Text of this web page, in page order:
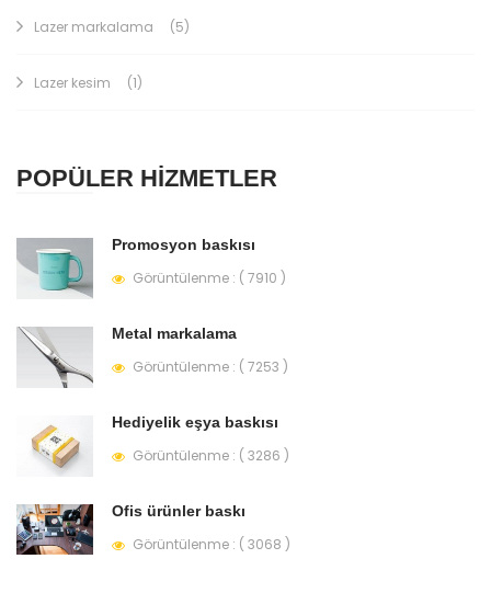
Lazer markalama (5)
Lazer kesim (1)
POPÜLER HİZMETLER
Promosyon baskısı
Görüntülenme : ( 7910 )
Metal markalama
Görüntülenme : ( 7253 )
Hediyelik eşya baskısı
Görüntülenme : ( 3286 )
Ofis ürünler baskı
Görüntülenme : ( 3068 )